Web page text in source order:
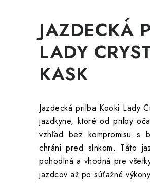
JAZDECKÁ
LADY
KASK
Jazdecká prilba Kooki Lady
jazdkyne, ktoré od prilby
vzhľad bez kompromisu s
chráni pred slnkom. Táto
pohodlná a vhodná pre
jazdcov až po súťažné